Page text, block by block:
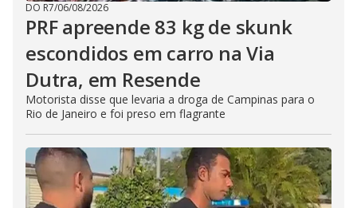
DO R7/06/08/2026
PRF apreende 83 kg de skunk
escondidos em carro na Via
Dutra, em Resende
Motorista disse que levaria a droga de Campinas para o
Rio de Janeiro e foi preso em flagrante